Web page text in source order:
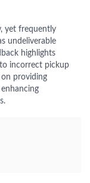
yet frequently
undeliverable
highlights
incorrect pickup
providing